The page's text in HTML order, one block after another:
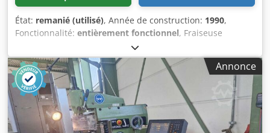
État: remanié (utilisé), Année de construction: 1990,
Fonctionnalité: entièrement fonctionnel, Fraiseuse
universelle à outils DECKEL FP 4 MK Avec affichage
numérique actif 3 axes Heidenhain TNC 113 Année de
fabrication : 1990 Courses : X 500 Y 400 Z 400 mm Plage de
vitesses : 50 – 2500 tr/min Accessoires inclus : Table
angulaire fixe 800 mm x 460 mm surface de bridage Tête
de fraisage verticale déplaçable Broche de perçage
extensible Dcedeyycagepfx Af Ask Avance en continu via
Annonce